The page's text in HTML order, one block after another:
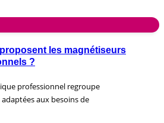
les magnétiseurs
?
professionnel regroupe
aux besoins de